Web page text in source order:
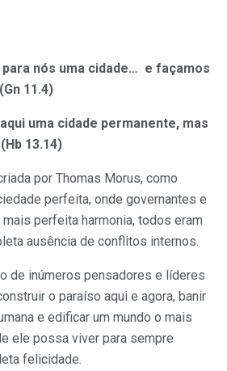
para nós uma cidade… e façamos
11.4)
uma cidade permanente, mas
13.14)
por Thomas Morus, como
perfeita, onde governantes e
perfeita harmonia, todos eram
ausência de conflitos internos.
de inúmeros pensadores e líderes
o paraíso aqui e agora, banir
e edificar um mundo o mais
ele possa viver para sempre
felicidade.